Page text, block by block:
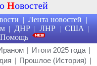
Новостей
| Лента новостей |
| ДНР | ЛНР | США |
Помощь
| Итоги 2025 года |
| Прошлое (История) |